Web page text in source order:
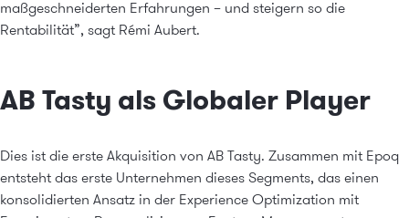
maßgeschneiderten Erfahrungen – und steigern so die
Rentabilität”, sagt Rémi Aubert.
AB Tasty als Globaler Player
Dies ist die erste Akquisition von AB Tasty. Zusammen mit Epoq
entsteht das erste Unternehmen dieses Segments, das einen
konsolidierten Ansatz in der Experience Optimization mit